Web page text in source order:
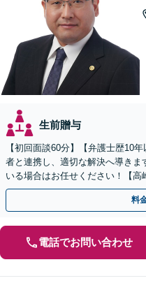
生前贈与
【初回面談60分】【弁護士歴10
者と連携し、適切な解決へ導き
いる場合はお任せください！【高
るためにも早めのご相談を。
料
電話でお問い合わせ